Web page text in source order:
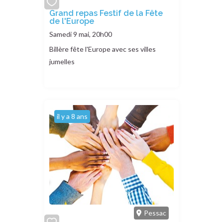
add
or
remove
Grand repas Festif de la Fête
de l'Europe
Samedi 9 mai, 20h00
Billère fête l'Europe avec ses villes
jumelles
il y a 8 ans
Pessac